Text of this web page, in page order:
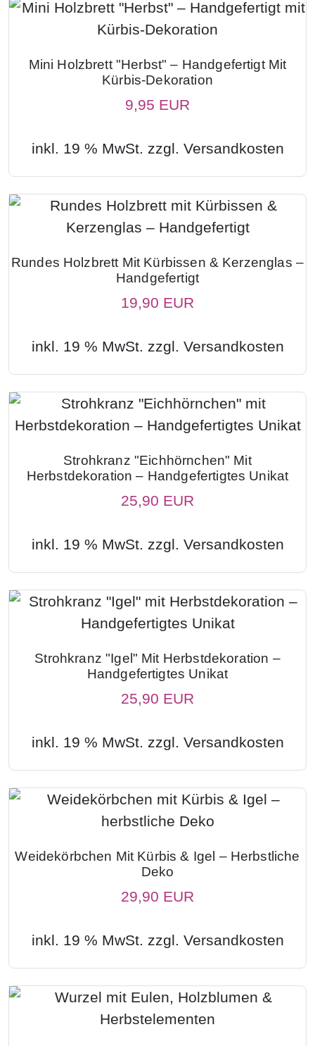
Mini Holzbrett "Herbst" – Handgefertigt Mit
Kürbis-Dekoration
9,95 EUR
inkl. 19 % MwSt. zzgl. Versandkosten
Rundes Holzbrett Mit Kürbissen & Kerzenglas –
Handgefertigt
19,90 EUR
inkl. 19 % MwSt. zzgl. Versandkosten
Strohkranz "Eichhörnchen" Mit
Herbstdekoration – Handgefertigtes Unikat
25,90 EUR
inkl. 19 % MwSt. zzgl. Versandkosten
Strohkranz "Igel" Mit Herbstdekoration –
Handgefertigtes Unikat
25,90 EUR
inkl. 19 % MwSt. zzgl. Versandkosten
Weidekörbchen Mit Kürbis & Igel – Herbstliche
Deko
29,90 EUR
inkl. 19 % MwSt. zzgl. Versandkosten